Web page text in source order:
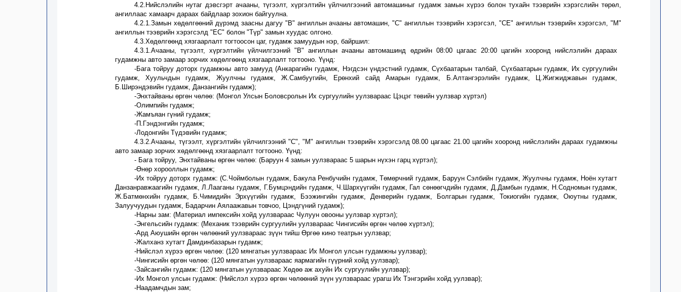
4.2.Нийслэлийн нутаг дэвсгэрт ачааны, түгээлт, хүргэлтийн үйлчилгээний автомашиныг гудамж замын хүрээ болон тухайн тээврийн хэрэгслийн төрөл,
ангиллаас хамаарч дараах байдлаар зохион байгуулна.
4.2.1.Замын хөдөлгөөний дүрэмд заасны дагуу "В" ангиллын ачааны автомашин, "С" ангиллын тээврийн хэрэгсэл, "СЕ" ангиллын тээврийн хэрэгсэл, "М"
ангиллын тээврийн хэрэгсэлд "ЕС" болон "Түр" замын хуудас олгоно.
4.3.Хөдөлгөөнд хязгаарлалт тогтоосон цаг, гудамж замуудын нэр, байршил:
4.3.1.Ачааны, түгээлт, хүргэлтийн үйлчилгээний "В" ангиллын ачааны автомашинд өдрийн 08:00 цагаас 20:00цагийн хооронд нийслэлийн дараах
гудамжны авто замаар зорчих хөдөлгөөнд хязгаарлалт тогтооно. Үүнд:
-Бага тойруу доторх гудамжны авто замууд (Анкарагийн гудамж, Нэгдсэн үндэстний гудамж, Сүхбаатарын талбай, Сүхбаатарын гудамж, Их сургуулийн
гудамж, Хуульчдын гудамж, Жуулчны гудамж, Ж.Самбуугийн, Ерөнхий сайд Амарын гудамж, Б.Алтангэрэлийн гудамж, Ц.Жигжиджавын гудамж,
Б.Ширэндэвийн гудамж, Данзангийн гудамж);
-Энхтайваны өргөн чөлөө: (Монгол Улсын Боловсролын Их сургуулийн уулзвараас Цэцэг төвийн уулзвар хүртэл)
-Олимпийн гудамж;
-Жамъяан гүний гудамж;
-П.Гэндэнгийн гудамж;
-Лодонгийн Түдэвийн гудамж;
4.3.2.Ачааны, түгээлт, хүргэлтийн үйлчилгээний "С", "М" ангиллын тээврийн хэрэгсэлд 08.00 цагаас 21.00 цагийн хооронд нийслэлийн дараах гудамжны
авто замаар зорчих хөдөлгөөнд хязгаарлалт тогтооно. Үүнд:
- Бага тойруу, Энхтайваны өргөн чөлөө: (Баруун 4 замын уулзвараас 5 шарын нүхэн гарц хүртэл);
-Өнөр хорооллын гудамж;
-Их тойруу доторх гудамж: (С.Чоймболын гудамж, Бакула Ренбучийн гудамж, Төмөрчний гудамж, Баруун Сэлбийн гудамж, Жуулчны гудамж, Ноён хутагт
Данзанравжаагийн гудамж, Л.Лааганы гудамж, Г.Бумцэндийн гудамж, Ч.Шархүүгийн гудамж, Гал сөнөөгчдийн гудамж, Д.Дамбын гудамж, Н.Содномын гудамж,
Ж.Батмөнхийн гудамж, Б.Чимидийн Эрхүүгийн гудамж, Бээжингийн гудамж, Денверийн гудамж, Болгарын гудамж, Токиогийн гудамж, Оюутны гудамж,
Залуучуудын гудамж, Бадарчин Аялаажавын товчоо, Цэндгүний гудамж);
-Нарны зам: (Материал импексийн хойд уулзвараас Чулуун овооны уулзвар хүртэл);
-Энгельсийн гудамж: (Механик тээврийн сургуулийн уулзвараас Чингисийн өргөн чөлөө хүртэл);
-Ард Аюушийн өргөн чөлөөний уулзвараас зүүн тийш Өргөө кино театрын уулзвар;
-Жалханз хутагт Дамдинбазарын гудамж;
-Нийслэл хүрээ өргөн чөлөө: (120 мянгатын уулзвараас Их Монгол улсын гудамжны уулзвар);
-Чингисийн өргөн чөлөө: (120 мянгатын уулзвараас яармагийн гүүрний хойд уулзвар);
-Зайсангийн гудамж: (120 мянгатын уулзвараас Хөдөө ажахуйн Их сургуулийн уулзвар);
-Их Mонгол улсын гудамж: (Нийслэл хүрээ өргөн чөлөөний зүүн уулзвараас урагш Их Тэнгэрийн хойд уулзвар);
-Наадамчдын зам;